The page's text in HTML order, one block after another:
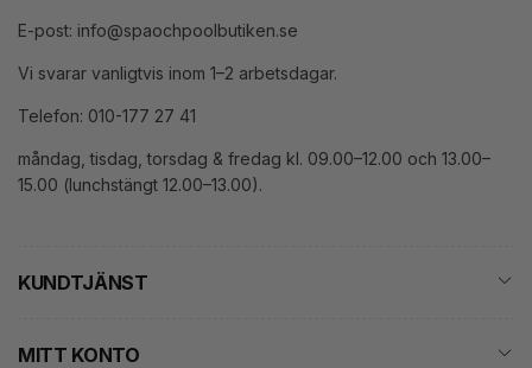
E-post: info@spaochpoolbutiken.se
Vi svarar vanligtvis inom 1–2 arbetsdagar.
Telefon: 010-177 27 41
måndag, tisdag, torsdag & fredag kl. 09.00–12.00 och 13.00–
15.00 (lunchstängt 12.00–13.00).
KUNDTJÄNST
MITT KONTO